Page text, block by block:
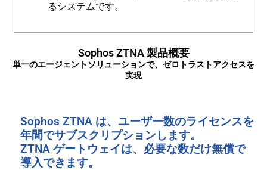
るシステムです。
Sophos ZTNA 製品概要
単一のエージェントソリューションで、ゼロトラストアクセスを
実現
Sophos ZTNA は、ユーザー数のライセンスを
年間でサブスクリプションします。
ZTNA ゲートウェイは、必要な数だけ無償で
導入できます。